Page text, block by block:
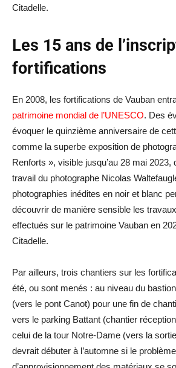
Citadelle.
Les 15 ans de
fortifications
En 2008, les fortifications de Vauban
patrimoine mondial de l’UNESCO. Des
évoquer le quinzième anniversaire de
comme la superbe exposition de
Renforts », visible jusqu’au 28 mai 2023,
travail du photographe Nicolas
photographies inédites en noir et blanc
découvrir de manière sensible les
effectués sur le patrimoine Vauban en
Citadelle.
Par ailleurs, trois chantiers sur les
été, ou sont menés : au niveau du
(vers le pont Canot) pour une fin de
vers le parking Battant (chantier
celui de la tour Notre-Dame (vers la
devrait débuter à l’automne si le problème